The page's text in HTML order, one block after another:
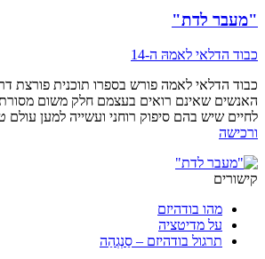
"מעבר לדת"
כבוד הדלאי לאמהּ ה-14
כבוד הדלאי לאמה פורש בספרו תוכנית פורצת
האנשים שאינם רואים בעצמם חלק משום
לחיים שיש בהם סיפוק רוחני ועשייה למען עולם
ורכישה
קישורים
מהו בודהיזם
על מדיטציה
תרגול בודהיזם – סַנְגְהַה